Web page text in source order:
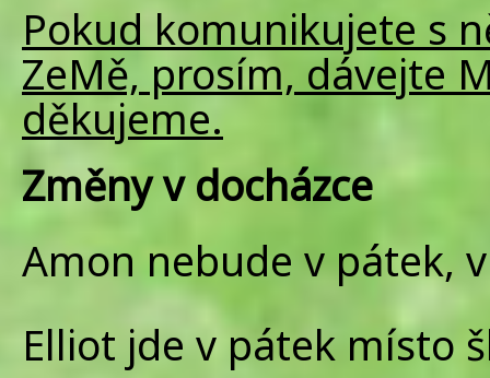
Pokud komunikujete s
ZeMě, prosím, dávejte
děkujeme.
Změny v docházce
Amon nebude v pátek,
Elliot jde v pátek místo